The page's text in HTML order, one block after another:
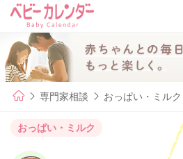
専門家相談 おっぱい・ミルク
おっぱい・ミルク